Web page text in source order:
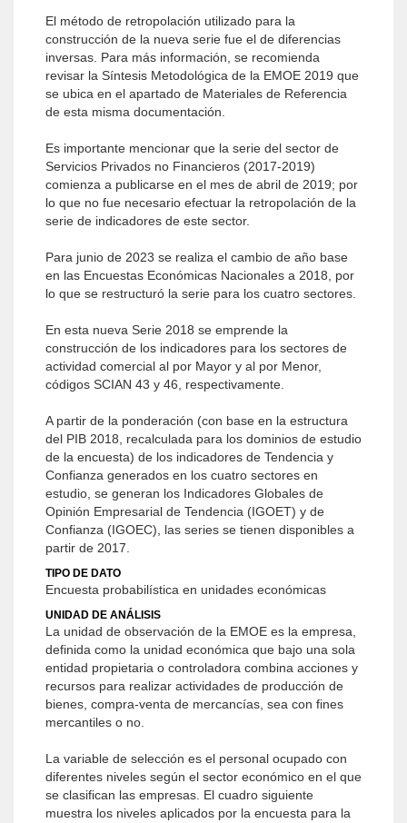
El método de retropolación utilizado para la
construcción de la nueva serie fue el de diferencias
inversas. Para más información, se recomienda
revisar la Síntesis Metodológica de la EMOE 2019 que
se ubica en el apartado de Materiales de Referencia
de esta misma documentación.
Es importante mencionar que la serie del sector de
Servicios Privados no Financieros (2017-2019)
comienza a publicarse en el mes de abril de 2019; por
lo que no fue necesario efectuar la retropolación de la
serie de indicadores de este sector.
Para junio de 2023 se realiza el cambio de año base
en las Encuestas Económicas Nacionales a 2018, por
lo que se restructuró la serie para los cuatro sectores.
En esta nueva Serie 2018 se emprende la
construcción de los indicadores para los sectores de
actividad comercial al por Mayor y al por Menor,
códigos SCIAN 43 y 46, respectivamente.
A partir de la ponderación (con base en la estructura
del PIB 2018, recalculada para los dominios de estudio
de la encuesta) de los indicadores de Tendencia y
Confianza generados en los cuatro sectores en
estudio, se generan los Indicadores Globales de
Opinión Empresarial de Tendencia (IGOET) y de
Confianza (IGOEC), las series se tienen disponibles a
partir de 2017.
TIPO DE DATO
Encuesta probabilística en unidades económicas
UNIDAD DE ANÁLISIS
La unidad de observación de la EMOE es la empresa,
definida como la unidad económica que bajo una sola
entidad propietaria o controladora combina acciones y
recursos para realizar actividades de producción de
bienes, compra-venta de mercancías, sea con fines
mercantiles o no.
La variable de selección es el personal ocupado con
diferentes niveles según el sector económico en el que
se clasifican las empresas. El cuadro siguiente
muestra los niveles aplicados por la encuesta para la